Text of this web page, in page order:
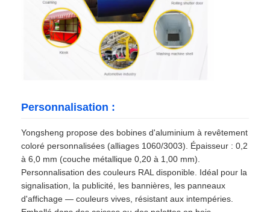
Personnalisation :
Yongsheng propose des bobines d'aluminium à revêtement
coloré personnalisées (alliages 1060/3003). Épaisseur : 0,2
à 6,0 mm (couche métallique 0,20 à 1,00 mm).
Personnalisation des couleurs RAL disponible. Idéal pour la
signalisation, la publicité, les bannières, les panneaux
d'affichage — couleurs vives, résistant aux intempéries.